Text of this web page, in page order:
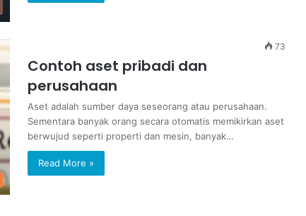
73
Contoh aset pribadi dan
perusahaan
Aset adalah sumber daya seseorang atau perusahaan.
Sementara banyak orang secara otomatis memikirkan aset
berwujud seperti properti dan mesin, banyak…
Read More »